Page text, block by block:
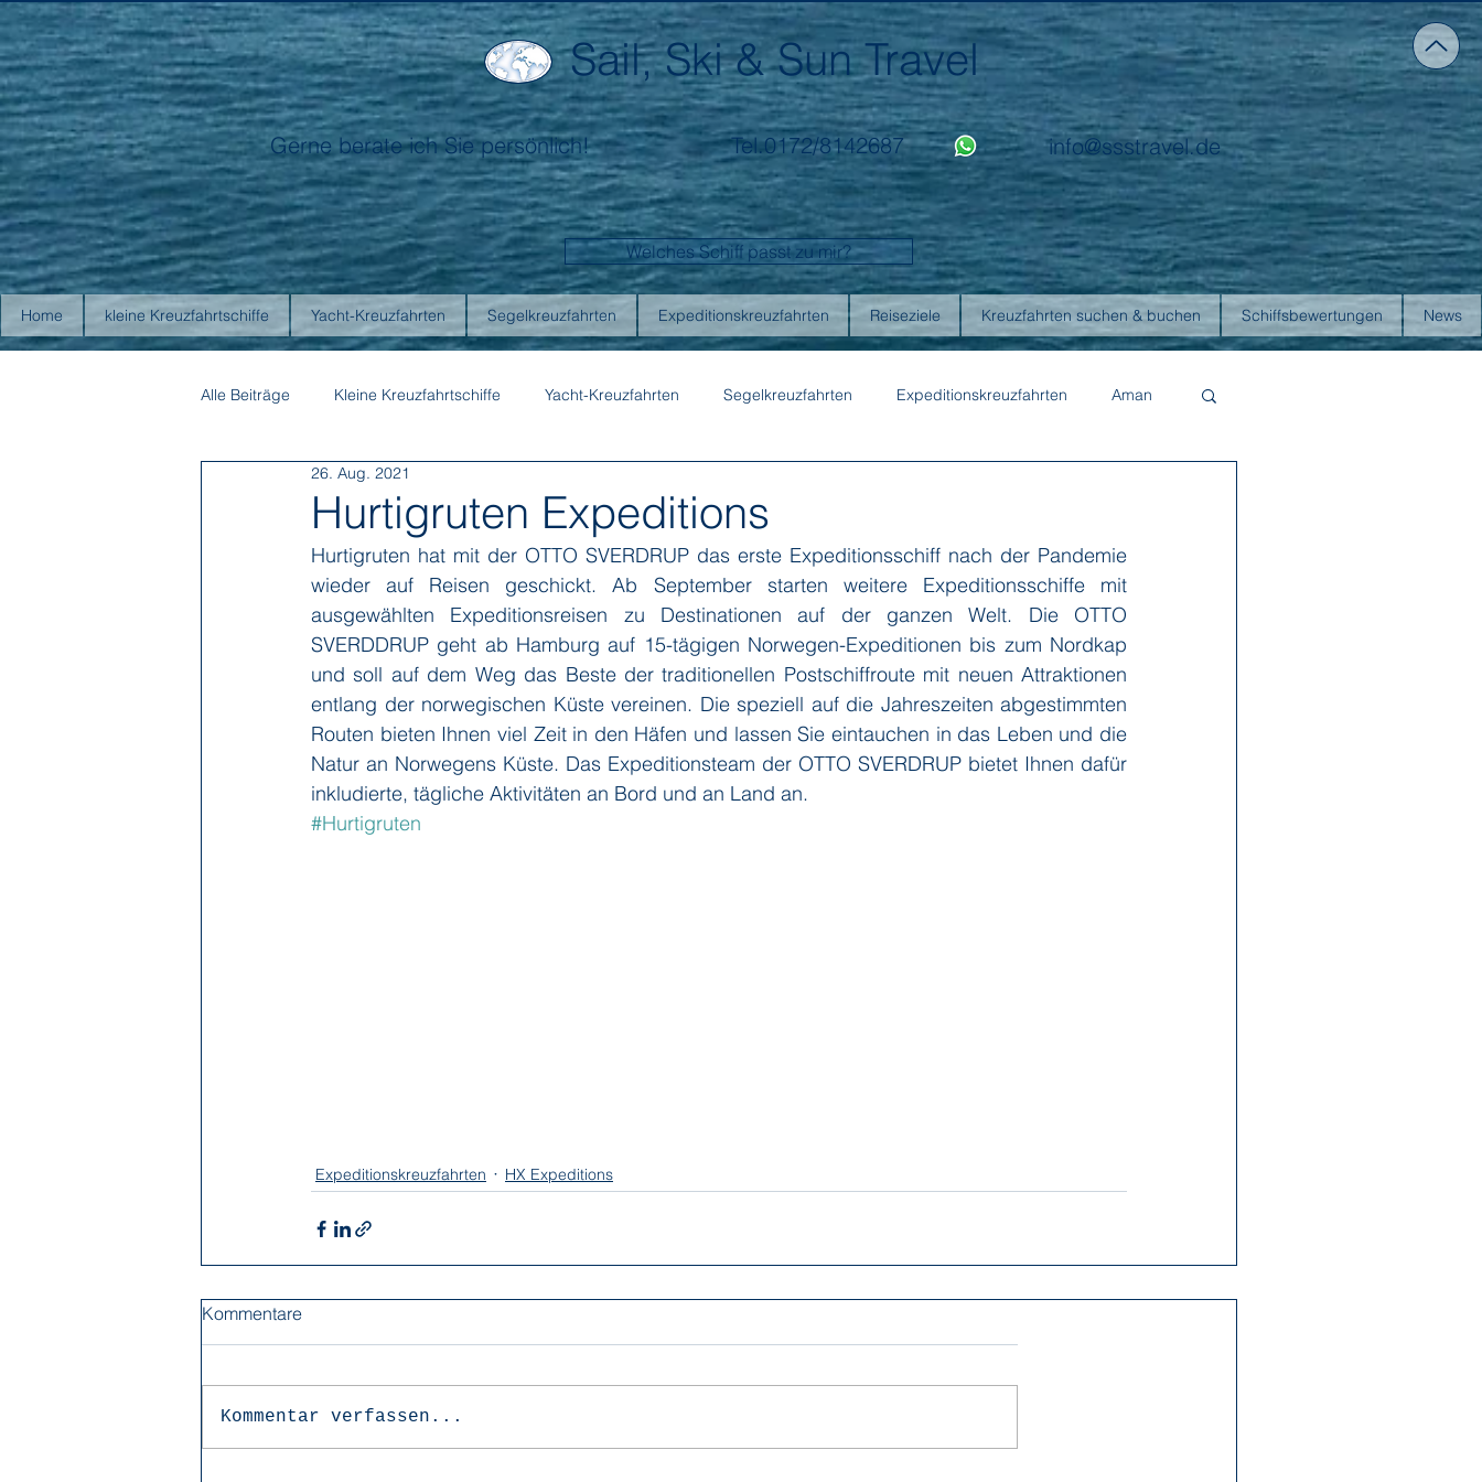
Sail, Ski & Sun Travel
Gerne berate ich Sie persönlich! Tel.0172/8142687 info@ssstravel.de
Welches Schiff passt zu mir?
Home kleine Kreuzfahrtschiffe Yacht-Kreuzfahrten Segelkreuzfahrten Expeditionskreuzfahrten Reiseziele Kreuzfahrten suchen & buchen Schiffsbewertungen News
Alle Beiträge Kleine Kreuzfahrtschiffe Yacht-Kreuzfahrten Segelkreuzfahrten Expeditionskreuzfahrten Aman
Antarctica21 Aurora Expeditions
Hapag-Lloyd Cruises Paul Gauguin Cruises
Poseidon Expeditions Regent Seven Seas Cruises Running on Waves Sailing-Classics Scenic Seabourn
Sea Cloud Cruises SeaDream Yacht Club Silhouette Cruises Silversea Star Clippers Swan Hellenic
The Ritz-Carlton Yacht Collection
Hurtigruten Expeditions
26. Aug. 2021
Hurtigruten hat mit der OTTO SVERDRUP das erste Expeditionsschiff nach der Pandemie
wieder auf Reisen geschickt. Ab September starten weitere Expeditionsschiffe mit
ausgewählten Expeditionsreisen zu Destinationen auf der ganzen Welt. Die OTTO
SVERDDRUP geht ab Hamburg auf 15-tägigen Norwegen-Expeditionen bis zum Nordkap
und soll auf dem Weg das Beste der traditionellen Postschiffroute mit neuen Attraktionen
entlang der norwegischen Küste vereinen. Die speziell auf die Jahreszeiten abgestimmten
Routen bieten Ihnen viel Zeit in den Häfen und lassen Sie eintauchen in das Leben und die
Natur an Norwegens Küste. Das Expeditionsteam der OTTO SVERDRUP bietet Ihnen dafür
inkludierte, tägliche Aktivitäten an Bord und an Land an.
#Hurtigruten
Expeditionskreuzfahrten HX Expeditions
Kommentare
Kommentar verfassen...